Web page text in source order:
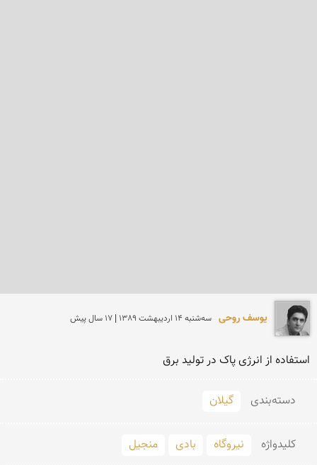
یوسف روحی سه‌شنبه 14 ارديبهشت 1389 | 17 سال پیش
استفاده از انرژی پاک در تولید برق
دسته‌بندی گیلان
کلید‌واژه نیروگاه بادی منجیل